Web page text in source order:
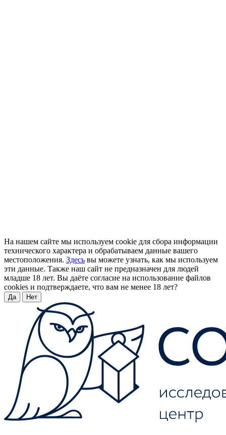
На нашем сайте мы используем cookie для сбора информации
технического характера и обрабатываем данные вашего
местоположения. Здесь вы можете узнать, как мы используем
эти данные. Также наш сайт не предназначен для людей
младше 18 лет. Вы даёте согласие на использование файлов
cookies и подтверждаете, что вам не менее 18 лет?
Да Нет